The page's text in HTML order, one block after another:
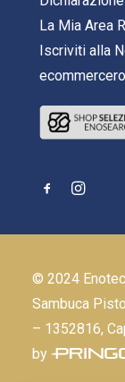
La Mia Area
Iscriviti alla
© 2024
Sambuca
– 1352816,
by